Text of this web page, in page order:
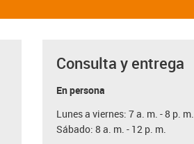
Consulta y entrega
En persona
Lunes a viernes: 7 a. m. - 8 p. m.
Sábado: 8 a. m. - 12 p. m.